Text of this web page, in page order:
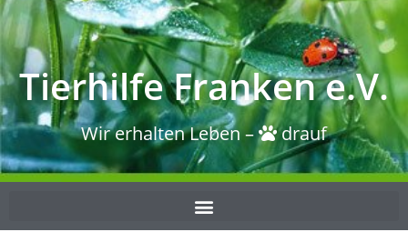
Tierhilfe Franken e.V.
Wir erhalten Leben – drauf